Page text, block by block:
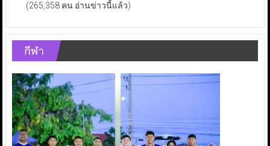
(265,358 คน อ่านข่าวนี้แล้ว)
กีฬา